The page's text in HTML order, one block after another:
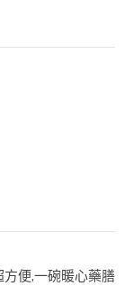
方便,一碗暖心藥膳